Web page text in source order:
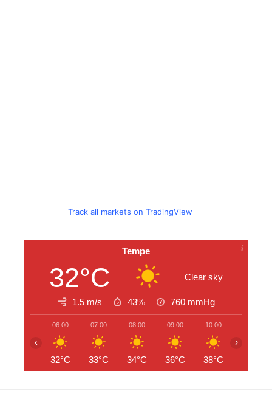
Track all markets on TradingView
Tempe
32°C Clear sky
1.5 m/s 43% 760 mmHg
06:00
32°C
07:00
33°C
08:00
34°C
09:00
36°C
10:00
38°C
‹ ›